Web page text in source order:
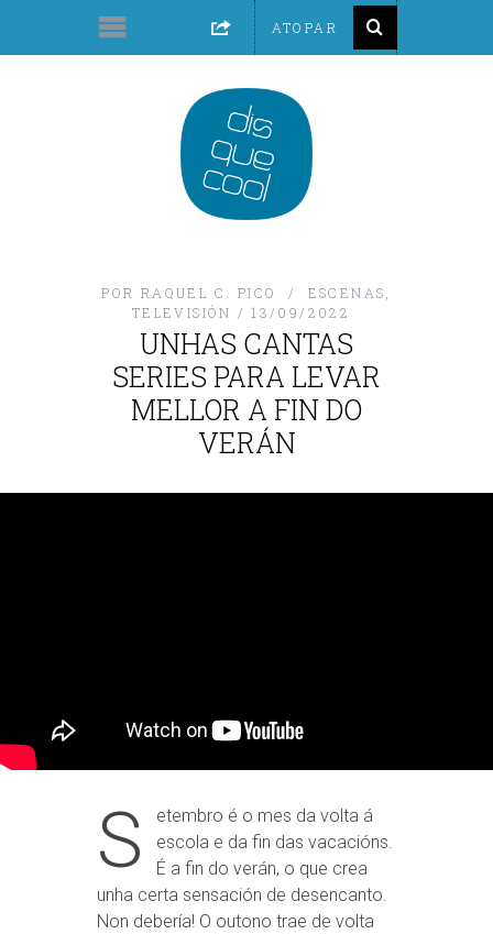
POR RAQUEL C. PICO ESCENAS
TELEVISIÓN
13/09/2022
UNHAS CANTAS
SERIES PARA LEVAR
MELLOR A FIN DO
VERÁN
S
etembro é o mes da volta á
escola e da fin das vacacións.
É a fin do verán, o que crea
unha certa sensación de desencanto.
Non debería! O outono trae de volta